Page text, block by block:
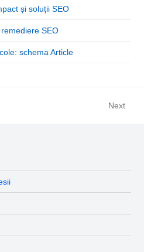
și soluții SEO
SEO
schema Article
next
Next